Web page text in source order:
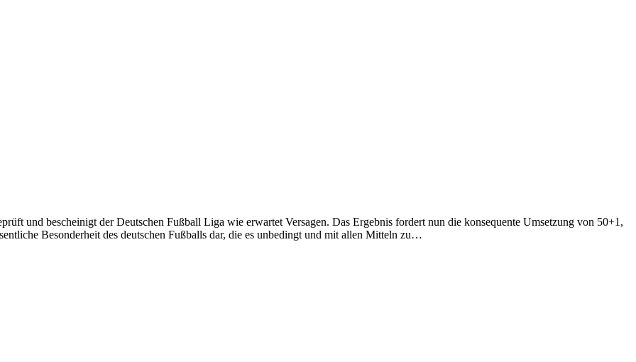
und bescheinigt der Deutschen Fußball Liga wie erwartet Versagen. Das Ergebnis fordert nun die konsequente Umsetzung von 50+1,
Besonderheit des deutschen Fußballs dar, die es unbedingt und mit allen Mitteln zu…